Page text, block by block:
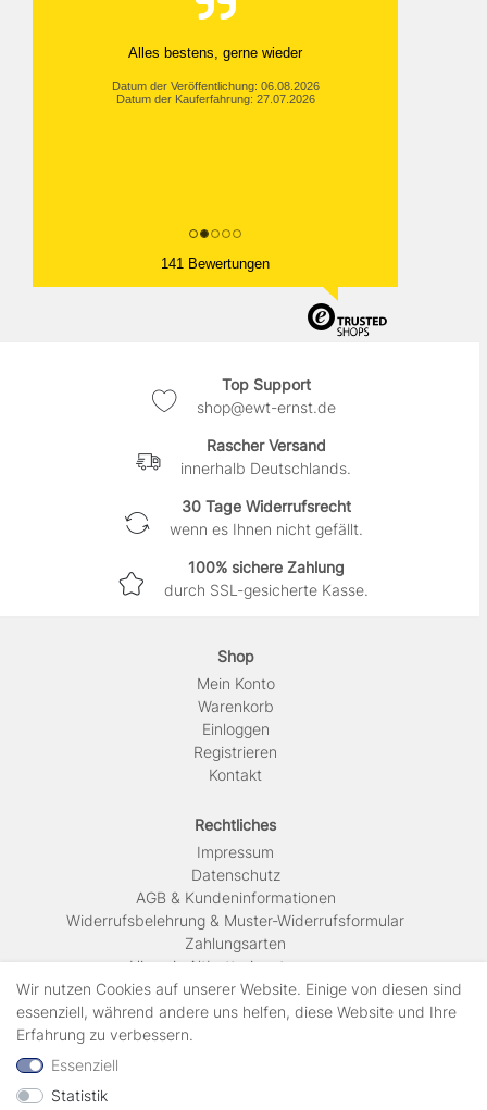
Alles bestens, gerne wieder
Datum der Veröffentlichung: 06.08.2026
Datum der Kauferfahrung: 27.07.2026
141 Bewertungen
Top Support
shop@ewt-ernst.de
Rascher Versand
innerhalb Deutschlands.
30 Tage Widerrufsrecht
wenn es Ihnen nicht gefällt.
100% sichere Zahlung
durch SSL-gesicherte Kasse.
Shop
Mein Konto
Warenkorb
Einloggen
Registrieren
Kontakt
Rechtliches
Impressum
Daten­schutz
AGB & Kundeninformationen
Widerrufsbelehrung & Muster-Widerrufsformular
Zahlungsarten
Hinweis Altbatterieentsorgung
Versandkosten & Lieferinformationen
Zahlungsarten
Wir nutzen Cookies auf unserer Website. Einige von diesen sind
essenziell, während andere uns helfen, diese Website und Ihre
Erfahrung zu verbessern.
Essenziell
Statistik